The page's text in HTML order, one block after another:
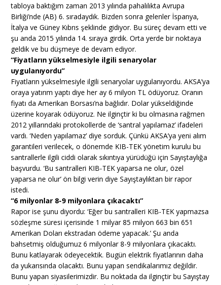
tabloya baktığım zaman 2013 yılında pahalılıkta Avrupa
Birliği’nde (AB) 6. sıradaydık. Bizden sonra gelenler İspanya,
İtalya ve Güney Kıbrıs şeklinde gidiyor. Bu süreç devam etti ve
şu anda 2015 yılında 14. sıraya girdik. Orta yerde bir noktaya
geldik ve bu düşmeye de devam ediyor.
“Fiyatların yükselmesiyle ilgili senaryolar
uygulanıyordu”
Fiyatların yükselmesiyle ilgili senaryolar uygulanıyordu. AKSA’ya
oraya yatırım yaptı diye her ay 6 milyon TL ödüyoruz. Oranın
fiyatı da Amerikan Borsası’na bağlıdır. Dolar yükseldiğinde
üzerine koyarak ödüyoruz. Ne ilginçtir ki bu olmasına rağmen
2012 yıllarındaki protokollerde de ‘santral yapılamaz’ ifadeleri
vardı. ‘Neden yapılamaz’ diye sorduk. Çünkü AKSA’ya yeni alım
garantileri verilecek, o dönemde KIB-TEK yönetim kurulu bu
santrallerle ilgili ciddi olarak sıkıntıya yürüdüğü için Sayıştaylığa
başvurdu. ‘Bu santralleri KIB-TEK yaparsa ne olur, özel
yaparsa ne olur’ ön bilgi verin diye Sayıştaylıktan bir rapor
istedi.
“6 milyonlar 8-9 milyonlara çıkacaktı”
Rapor ise şunu diyordu: ‘Eğer bu santralleri KIB-TEK yapmazsa
sözleşme süresi içerisinde 1 milyar 85 milyon 663 bin 651
Amerikan Doları ekstradan ödeme yapacak.’ Şu anda
bahsetmiş olduğumuz 6 milyonlar 8-9 milyonlara çıkacaktı.
Bunu katlayarak ödeyecektik. Bugün elektrik fiyatlarının daha
da yukarısında olacaktı. Bunu yapan sendikalarımız değildir.
Bunu yapan siyasilerimizdir. Bu noktada da ilginçtir bu Sayıştay